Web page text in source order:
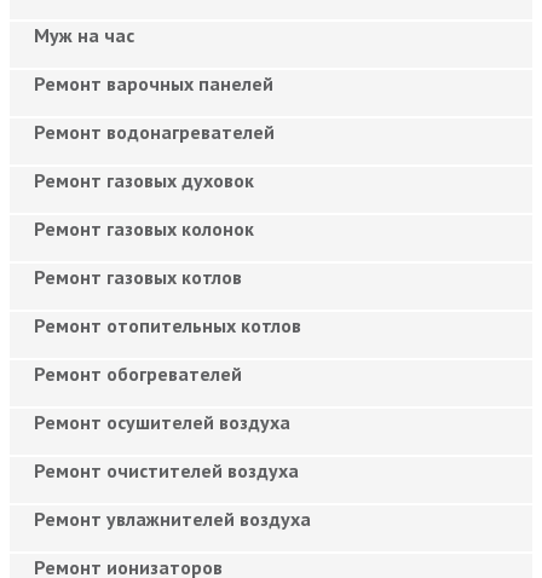
Муж на час
Ремонт варочных панелей
Ремонт водонагревателей
Ремонт газовых духовок
Ремонт газовых колонок
Ремонт газовых котлов
Ремонт отопительных котлов
Ремонт обогревателей
Ремонт осушителей воздуха
Ремонт очистителей воздуха
Ремонт увлажнителей воздуха
Ремонт ионизаторов